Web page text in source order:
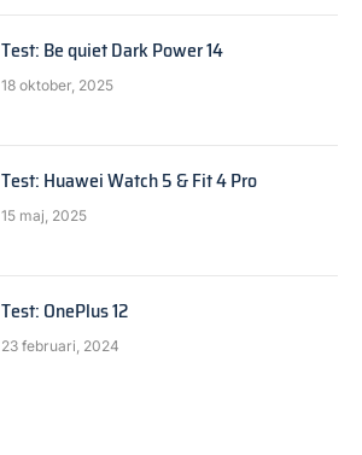
Test: Be quiet Dark Power 14
18 oktober, 2025
Test: Huawei Watch 5 & Fit 4 Pro
15 maj, 2025
Test: OnePlus 12
23 februari, 2024